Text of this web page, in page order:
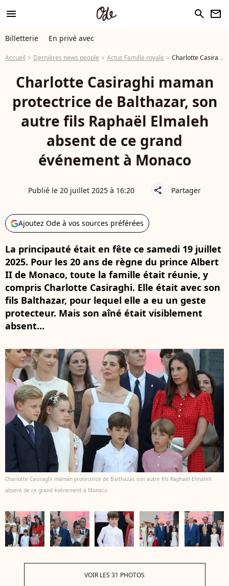
menu search newsletter
Billetterie En privé avec
Accueil Dernières news people Actus Famille royale Charlotte Casiraghi maman protectrice de Balthazar, son autre fils Raphaël Elmaleh absent de ce grand événement à Monaco
Charlotte Casiraghi maman
protectrice de Balthazar, son
autre fils Raphaël Elmaleh
absent de ce grand
événement à Monaco
Publié le 20 juillet 2025 à 16:20 share Partager
Ajoutez Ode à vos sources préférées
La principauté était en fête ce samedi 19 juillet
2025. Pour les 20 ans de règne du prince Albert
II de Monaco, toute la famille était réunie, y
compris Charlotte Casiraghi. Elle était avec son
fils Balthazar, pour lequel elle a eu un geste
protecteur. Mais son aîné était visiblement
absent...
Charlotte Casiraghi maman protectrice de Balthazar, son autre fils Raphaël Elmaleh
absent de ce grand événement à Monaco
VOIR LES 31 PHOTOS